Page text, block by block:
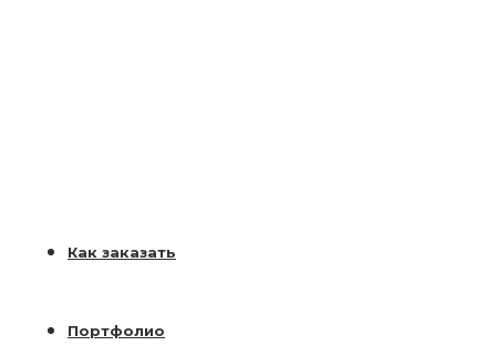
Как заказать
Портфолио